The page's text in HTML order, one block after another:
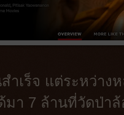
ำเร็จ แต่ระหว่าง
มา 7 ล้านที่วัดป่